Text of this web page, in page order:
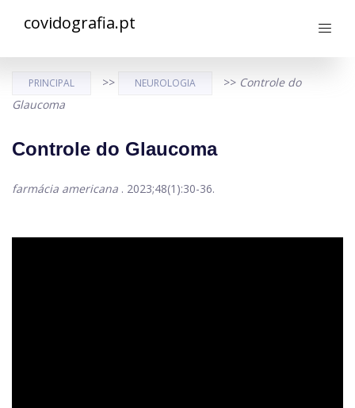
covidografia.pt
PRINCIPAL >> NEUROLOGIA >> Controle do
Glaucoma
Controle do Glaucoma
farmácia americana . 2023;48(1):30-36.